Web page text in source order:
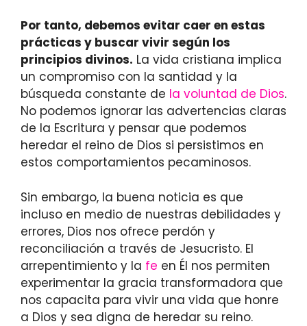
Por tanto, debemos evitar caer en estas
prácticas y buscar vivir según los
principios divinos. La vida cristiana implica
un compromiso con la santidad y la
búsqueda constante de la voluntad de Dios.
No podemos ignorar las advertencias claras
de la Escritura y pensar que podemos
heredar el reino de Dios si persistimos en
estos comportamientos pecaminosos.
Sin embargo, la buena noticia es que
incluso en medio de nuestras debilidades y
errores, Dios nos ofrece perdón y
reconciliación a través de Jesucristo. El
arrepentimiento y la fe en Él nos permiten
experimentar la gracia transformadora que
nos capacita para vivir una vida que honre
a Dios y sea digna de heredar su reino.